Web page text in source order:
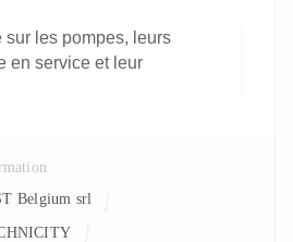
sur les pompes, leurs
en service et leur
Belgium srl